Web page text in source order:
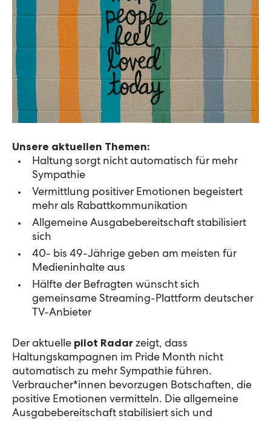
Unsere aktuellen Themen:
Haltung sorgt nicht automatisch für mehr
Sympathie
Vermittlung positiver Emotionen begeistert
mehr als Rabattkommunikation
Allgemeine Ausgabebereitschaft stabilisiert
sich
40- bis 49-Jährige geben am meisten für
Medieninhalte aus
Hälfte der Befragten wünscht sich
gemeinsame Streaming-Plattform deutscher
TV-Anbieter
Der aktuelle pilot Radar zeigt, dass
Haltungskampagnen im Pride Month nicht
automatisch zu mehr Sympathie führen.
Verbraucher*innen bevorzugen Botschaften, die
positive Emotionen vermitteln. Die allgemeine
Ausgabebereitschaft stabilisiert sich und